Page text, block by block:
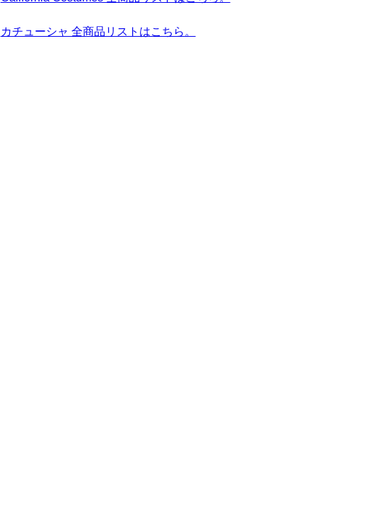
カチューシャ 全商品リストはこちら。